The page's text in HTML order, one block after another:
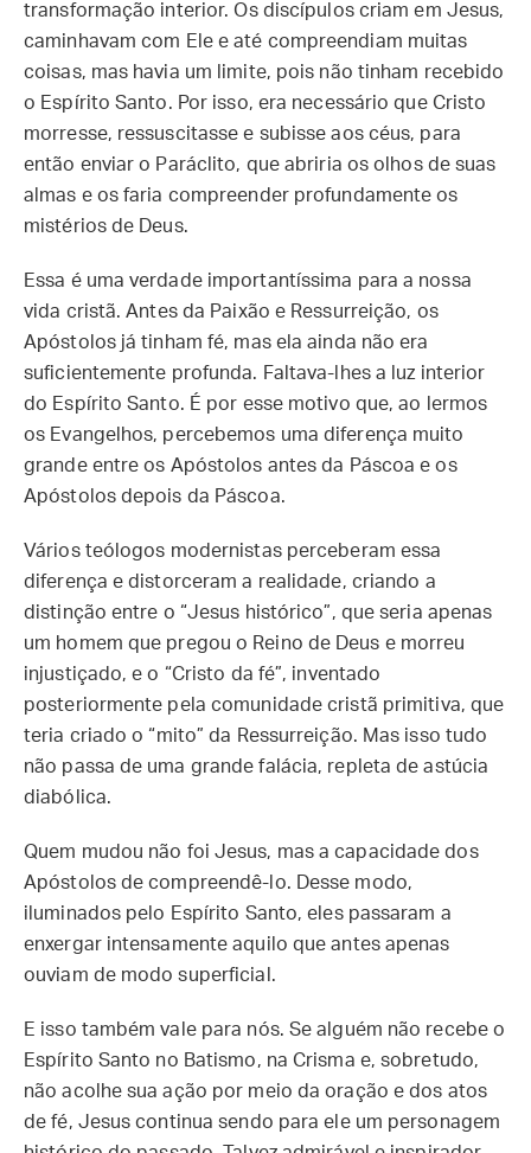
transformação interior. Os discípulos criam em Jesus,
caminhavam com Ele e até compreendiam muitas
coisas, mas havia um limite, pois não tinham recebido
o Espírito Santo. Por isso, era necessário que Cristo
morresse, ressuscitasse e subisse aos céus, para
então enviar o Paráclito, que abriria os olhos de suas
almas e os faria compreender profundamente os
mistérios de Deus.
Essa é uma verdade importantíssima para a nossa
vida cristã. Antes da Paixão e Ressurreição, os
Apóstolos já tinham fé, mas ela ainda não era
suficientemente profunda. Faltava-lhes a luz interior
do Espírito Santo. É por esse motivo que, ao lermos
os Evangelhos, percebemos uma diferença muito
grande entre os Apóstolos antes da Páscoa e os
Apóstolos depois da Páscoa.
Vários teólogos modernistas perceberam essa
diferença e distorceram a realidade, criando a
distinção entre o “Jesus histórico”, que seria apenas
um homem que pregou o Reino de Deus e morreu
injustiçado, e o “Cristo da fé”, inventado
posteriormente pela comunidade cristã primitiva, que
teria criado o “mito” da Ressurreição. Mas isso tudo
não passa de uma grande falácia, repleta de astúcia
diabólica.
Quem mudou não foi Jesus, mas a capacidade dos
Apóstolos de compreendê-lo. Desse modo,
iluminados pelo Espírito Santo, eles passaram a
enxergar intensamente aquilo que antes apenas
ouviam de modo superficial.
E isso também vale para nós. Se alguém não recebe o
Espírito Santo no Batismo, na Crisma e, sobretudo,
não acolhe sua ação por meio da oração e dos atos
de fé, Jesus continua sendo para ele um personagem